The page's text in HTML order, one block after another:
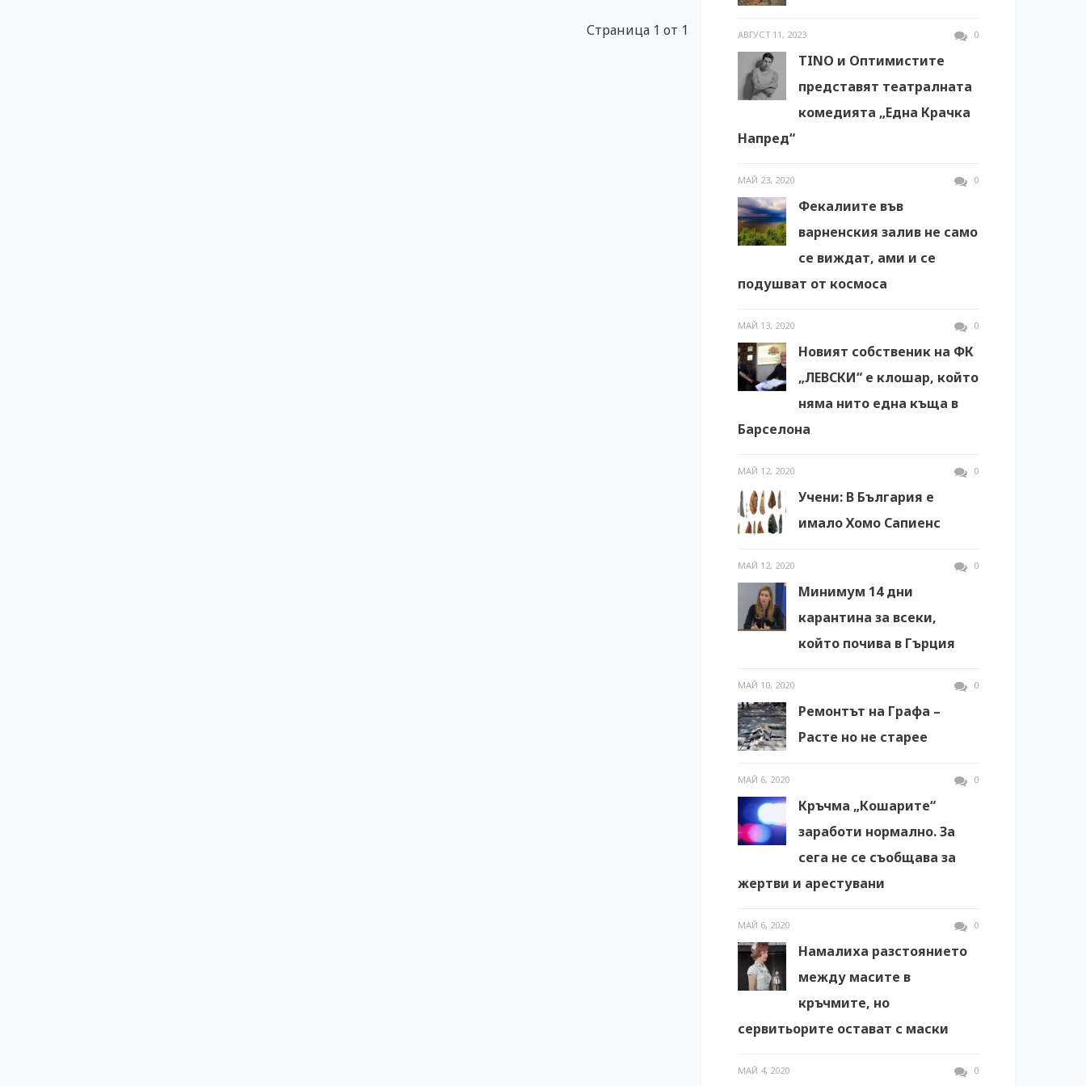
Страница 1 от 1 АВГУСТ 11, 2023 0
TINO и Оптимистите
представят театралната
комедията „Една Крачка
Напред“
МАЙ 23, 2020 0
Фекалиите във
варненския залив не само
се виждат, ами и се
подушват от космоса
МАЙ 13, 2020 0
Новият собственик на ФК
„ЛЕВСКИ“ е клошар, който
няма нито една къща в
Барселона
МАЙ 12, 2020 0
Учени: В България е
имало Хомо Сапиенс
МАЙ 12, 2020 0
Минимум 14 дни
карантина за всеки,
който почива в Гърция
МАЙ 10, 2020 0
Ремонтът на Графа –
Расте но не старее
МАЙ 6, 2020 0
Кръчма „Кошарите“
заработи нормално. За
сега не се съобщава за
жертви и арестувани
МАЙ 6, 2020 0
Намалиха разстоянието
между масите в
кръчмите, но
сервитьорите остават с маски
МАЙ 4, 2020 0